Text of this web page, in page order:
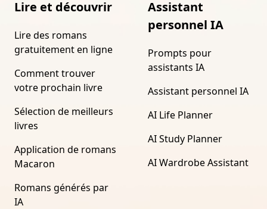
Lire et découvrir
Lire des romans
gratuitement en ligne
Comment trouver
votre prochain livre
Sélection de meilleurs
livres
Application de romans
Macaron
Romans générés par
IA
Assistant
personnel IA
Prompts pour
assistants IA
Assistant personnel IA
AI Life Planner
AI Study Planner
AI Wardrobe Assistant